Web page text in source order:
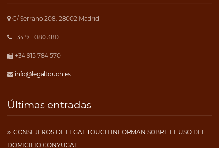
C/ Serrano 208. 28002 Madrid
+34 911 080 380
+34 915 784 570
info@legaltouch.es
Últimas entradas
CONSEJEROS DE LEGAL TOUCH INFORMAN SOBRE EL USO DEL
DOMICILIO CONYUGAL